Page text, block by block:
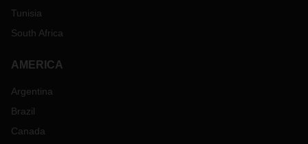
Tunisia
South Africa
AMERICA
Argentina
Brazil
Canada